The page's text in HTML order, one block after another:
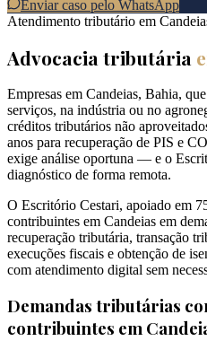
Enviar caso pelo WhatsApp
Atendimento tributário em
Advocacia tributária
Empresas em Candeias, Bahia,
serviços, na indústria ou no
créditos tributários não
anos para recuperação de PIS e
exige análise oportuna — e o
diagnóstico de forma remota.
O Escritório Cestari, apoiado em
contribuintes em Candeias em
recuperação tributária, transação
execuções fiscais e obtenção de
com atendimento digital sem
Demandas tributárias
contribuintes em